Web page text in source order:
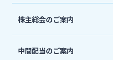
ニュースリリース一覧
採用情報
会社説明会資料
投資家向け説明会資
株主総会のご案内
中間配当のご案内